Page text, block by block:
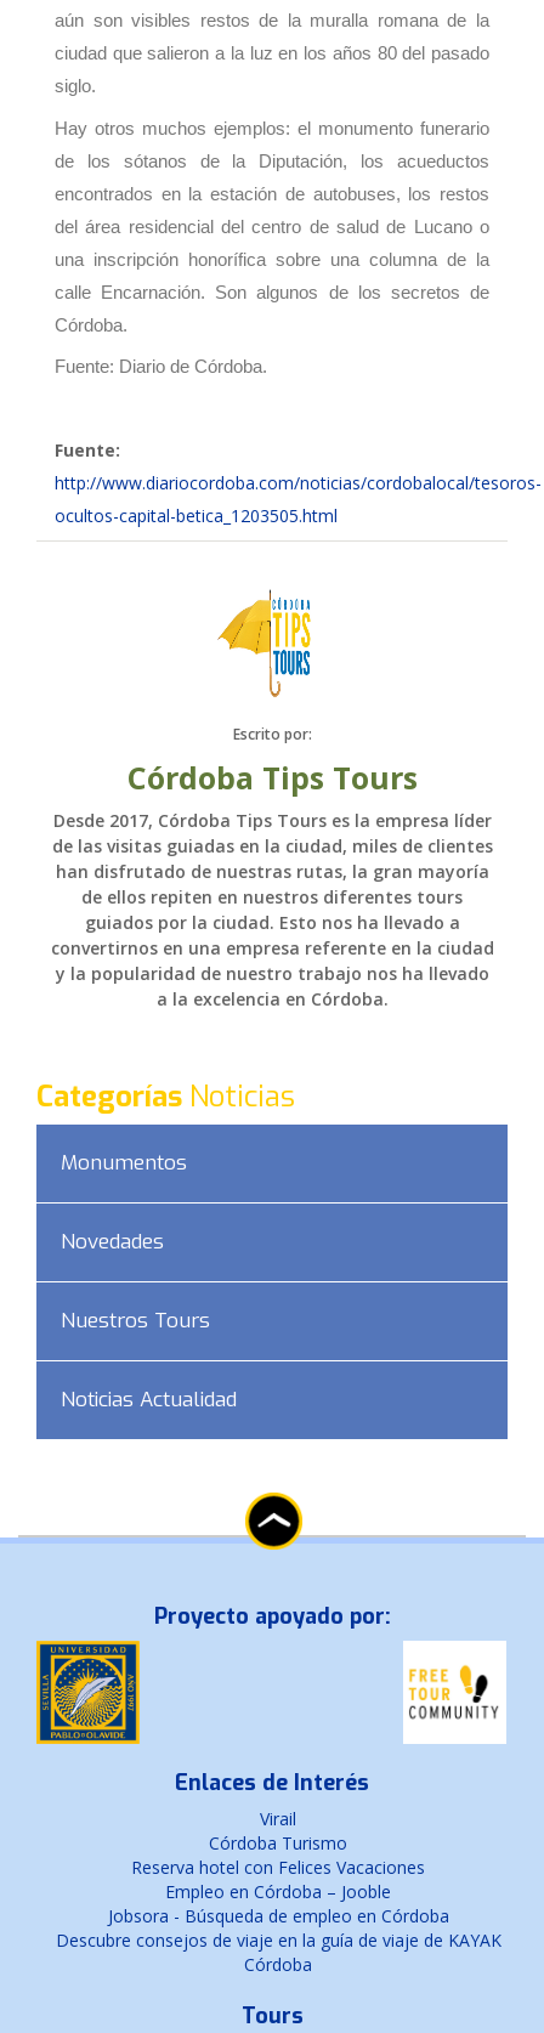
aún son visibles restos de la muralla romana de la
ciudad que salieron a la luz en los años 80 del pasado
siglo.
Hay otros muchos ejemplos: el monumento funerario
de los sótanos de la Diputación, los acueductos
encontrados en la estación de autobuses, los restos
del área residencial del centro de salud de Lucano o
una inscripción honorífica sobre una columna de la
calle Encarnación. Son algunos de los secretos de
Córdoba.
Fuente: Diario de Córdoba.
Fuente:
http://www.diariocordoba.com/noticias/cordobalocal/tesoros-
ocultos-capital-betica_1203505.html
Escrito por:
Córdoba Tips Tours
Desde 2017, Córdoba Tips Tours es la empresa líder
de las visitas guiadas en la ciudad, miles de clientes
han disfrutado de nuestras rutas, la gran mayoría
de ellos repiten en nuestros diferentes tours
guiados por la ciudad. Esto nos ha llevado a
convertirnos en una empresa referente en la ciudad
y la popularidad de nuestro trabajo nos ha llevado
a la excelencia en Córdoba.
Categorías Noticias
Monumentos
Novedades
Nuestros Tours
Noticias Actualidad
Proyecto apoyado por:
Enlaces de Interés
Virail
Córdoba Turismo
Reserva hotel con Felices Vacaciones
Empleo en Córdoba – Jooble
Jobsora - Búsqueda de empleo en Córdoba
Descubre consejos de viaje en la guía de viaje de KAYAK
Córdoba
Tours